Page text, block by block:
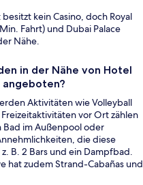
kein Casino, doch Royal
Fahrt) und Dubai Palace
Nähe.
in der Nähe von Hotel
angeboten?
Aktivitäten wie Volleyball
vor Ort zählen
Bad im Außenpool oder
die diese
B. 2 Bars und ein Dampfbad.
hat zudem Strand-Cabañas und